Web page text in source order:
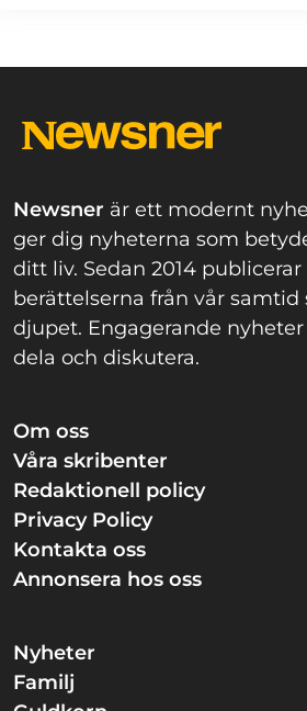
Newsner är ett modernt
ger dig nyheterna som
ditt liv. Sedan 2014
berättelserna från vår samtid
djupet. Engagerande
dela och diskutera.
Om oss
Våra skribenter
Redaktionell policy
Privacy Policy
Kontakta oss
Annonsera hos oss
Nyheter
Familj